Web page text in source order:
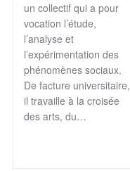
un collectif qui a pour
vocation l’étude,
l’analyse et
l’expérimentation des
phénomènes sociaux.
De facture universitaire,
il travaille à la croisée
des arts, du…